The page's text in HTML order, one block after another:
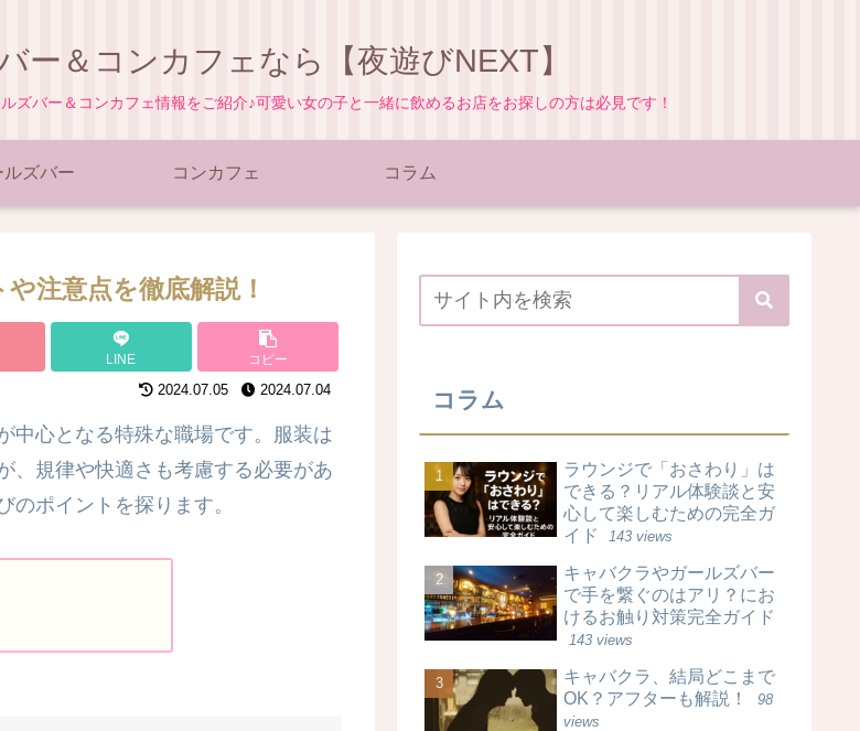
ー＆コンカフェなら【夜遊びNEXT】
バー＆コンカフェ情報をご紹介♪可愛い女の子と一緒に飲めるお店をお探しの方は必見です！
ルズバー コンカフェ コラム
注意点を徹底解説！
LINE コピー
2024.07.05 2024.07.04
中心となる特殊な職場です。服装は
、規律や快適さも考慮する必要があ
のポイントを探ります。
コラム
ラウンジで「おさわり」は
できる？リアル体験談と安
心して楽しむための完全ガ
イド
143 views
キャバクラやガールズバー
で手を繋ぐのはアリ？にお
けるお触り対策完全ガイド
143 views
キャバクラ、結局どこまで
OK？アフターも解説！
98
views